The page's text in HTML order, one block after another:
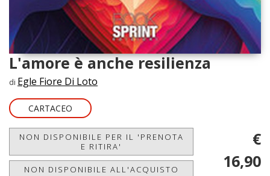
L'amore è anche resilienza
di Egle Fiore Di Loto
CARTACEO
NON DISPONIBILE PER IL 'PRENOTA
E RITIRA'
NON DISPONIBILE ALL'ACQUISTO
€
16,90